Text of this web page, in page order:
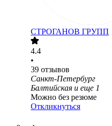
СТРОГАНОВ ГРУПП
4.4
•
39 отзывов
Санкт-Петербург
Балтийская и еще 1
Можно без резюме
Откликнуться